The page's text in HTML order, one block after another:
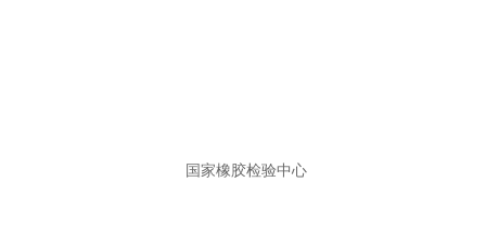
国家橡胶检验中心